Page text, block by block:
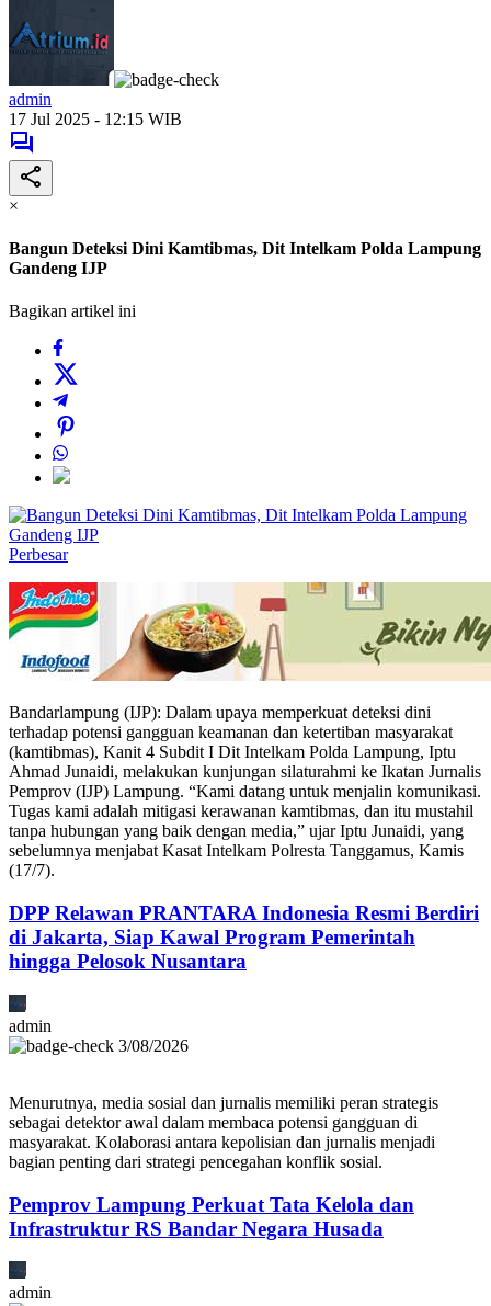
admin
17 Jul 2025 - 12:15 WIB
×
Bangun Deteksi Dini Kamtibmas, Dit Intelkam Polda Lampung
Gandeng IJP
Bagikan artikel ini
Perbesar
Bandarlampung (IJP): Dalam upaya memperkuat deteksi dini
terhadap potensi gangguan keamanan dan ketertiban masyarakat
(kamtibmas), Kanit 4 Subdit I Dit Intelkam Polda Lampung, Iptu
Ahmad Junaidi, melakukan kunjungan silaturahmi ke Ikatan Jurnalis
Pemprov (IJP) Lampung. “Kami datang untuk menjalin komunikasi.
Tugas kami adalah mitigasi kerawanan kamtibmas, dan itu mustahil
tanpa hubungan yang baik dengan media,” ujar Iptu Junaidi, yang
sebelumnya menjabat Kasat Intelkam Polresta Tanggamus, Kamis
(17/7).
DPP Relawan PRANTARA Indonesia Resmi Berdiri
di Jakarta, Siap Kawal Program Pemerintah
hingga Pelosok Nusantara
admin
3/08/2026
Menurutnya, media sosial dan jurnalis memiliki peran strategis
sebagai detektor awal dalam membaca potensi gangguan di
masyarakat. Kolaborasi antara kepolisian dan jurnalis menjadi
bagian penting dari strategi pencegahan konflik sosial.
Pemprov Lampung Perkuat Tata Kelola dan
Infrastruktur RS Bandar Negara Husada
admin